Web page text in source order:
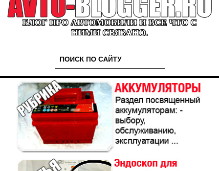
БЛОГ ПРО АВТОМОБИЛИ И ВСЕ ЧТО С
НИМИ СВЯЗАНО.